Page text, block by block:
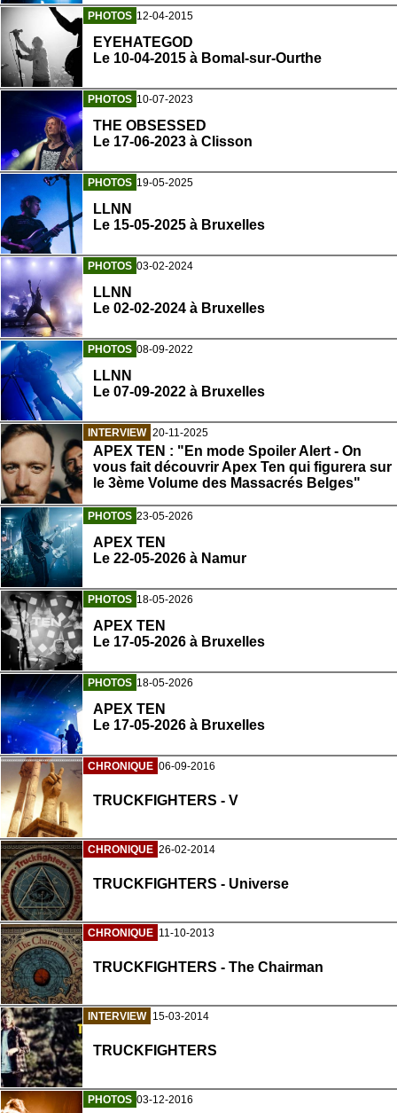
PHOTOS 12-04-2015
EYEHATEGOD
Le 10-04-2015 à Bomal-sur-Ourthe
PHOTOS 10-07-2023
THE OBSESSED
Le 17-06-2023 à Clisson
PHOTOS 19-05-2025
LLNN
Le 15-05-2025 à Bruxelles
PHOTOS 03-02-2024
LLNN
Le 02-02-2024 à Bruxelles
PHOTOS 08-09-2022
LLNN
Le 07-09-2022 à Bruxelles
INTERVIEW 20-11-2025
APEX TEN : "En mode Spoiler Alert - On
vous fait découvrir Apex Ten qui figurera sur
le 3ème Volume des Massacrés Belges"
PHOTOS 23-05-2026
APEX TEN
Le 22-05-2026 à Namur
PHOTOS 18-05-2026
APEX TEN
Le 17-05-2026 à Bruxelles
PHOTOS 18-05-2026
APEX TEN
Le 17-05-2026 à Bruxelles
CHRONIQUE 06-09-2016
TRUCKFIGHTERS - V
CHRONIQUE 26-02-2014
TRUCKFIGHTERS - Universe
CHRONIQUE 11-10-2013
TRUCKFIGHTERS - The Chairman
INTERVIEW 15-03-2014
TRUCKFIGHTERS
PHOTOS 03-12-2016